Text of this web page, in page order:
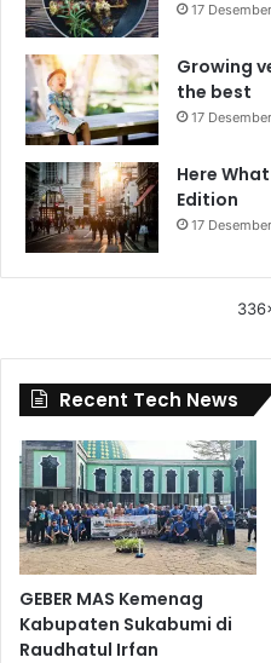
17
Growing
the best
17
Here
Edition
17
Recent Tech News
GEBER MAS Kemenag
Kabupaten Sukabumi di
Raudhatul Irfan